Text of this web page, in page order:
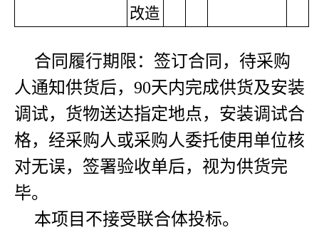
改造
合同履行期限：签订合同，待采购
人通知供货后，90天内完成供货及安装
调试，货物送达指定地点，安装调试合
格，经采购人或采购人委托使用单位核
对无误，签署验收单后，视为供货完
毕。
本项目不接受联合体投标。